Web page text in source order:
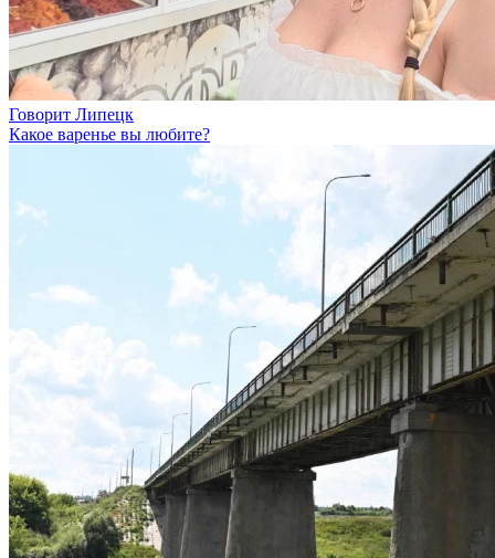
Говорит Липецк
Какое варенье вы любите?